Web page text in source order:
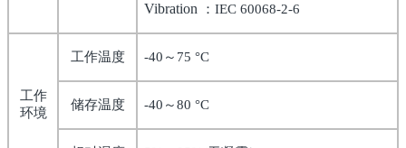
Vibration ： IEC 60068-2-6
工作
环境
工作温度 -40 ～ 75 °C
储存温度 -40 ～80 °C